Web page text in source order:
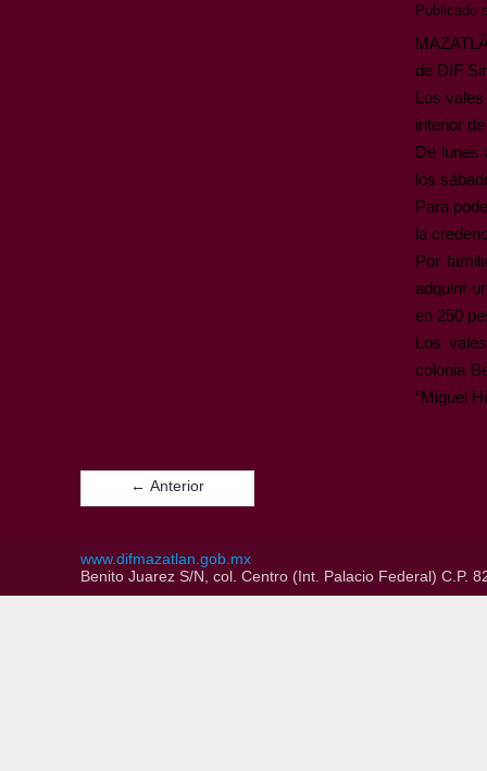
Publicado
de DIF
Los
interior
De lunes
los
Para
la
Por
adquirir
en 250
Los
colonia
“Miguel
← Anterior
www.difmazatlan.gob.mx
Benito Juarez S/N, col. Centro (Int. Palacio Federal) C.P.